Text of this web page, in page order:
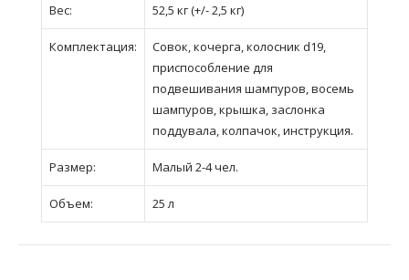
Вес: 52,5 кг (+/- 2,5 кг)
Комплектация:
Совок, кочерга, колосник d19,
приспособление для
подвешивания шампуров, восемь
шампуров, крышка, заслонка
поддувала, колпачок, инструкция.
Размер: Малый 2-4 чел.
Объем: 25 л